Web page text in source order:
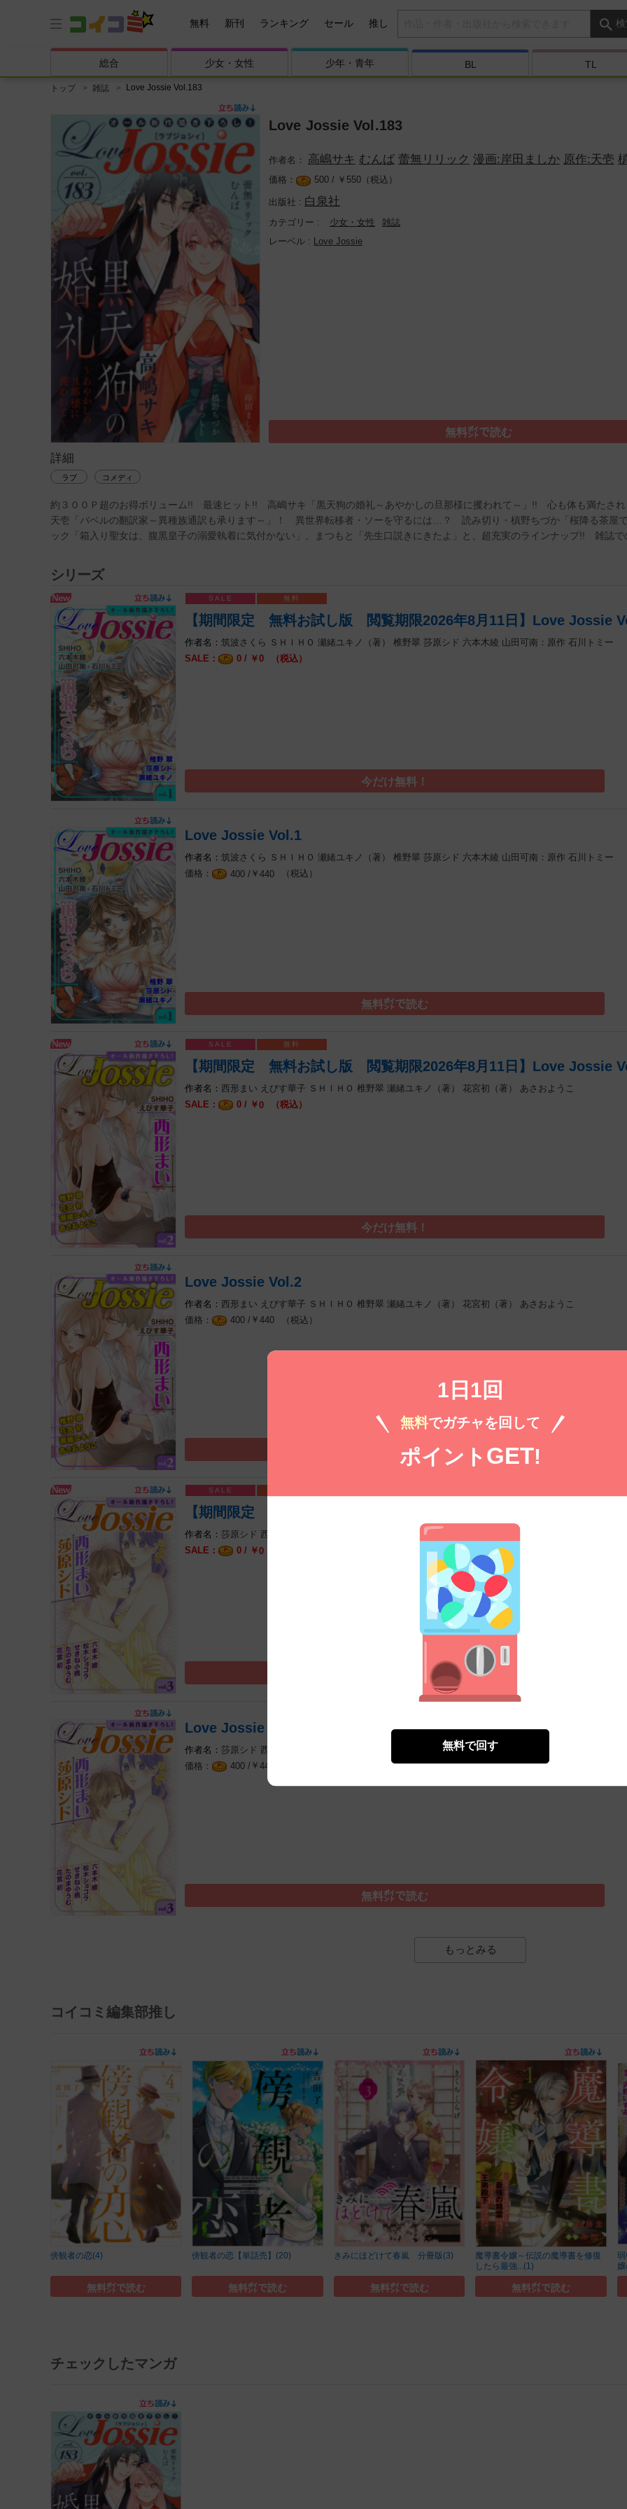
無料 新刊 ランキング セール 推し
総合 少女・ 女性 少年・ 青年 BL TL
トップ 雑誌 Love Jossie Vol.183
Love Jossie Vol.183
高嶋サキ むんば 蕾無リリック 漫画:岸田ましか 原作:天壱
500 / ￥ 550（税込）
白泉社
少女・女性
雑誌
Love Jossie
無料㌽で読む
詳細
ラブ コメディ
約３００Ｐ超のお得ボリューム!! 最速ヒット!! 高嶋サキ「黒天狗の婚礼～あやかしの旦那様に攫われて～」!! 心も体も満たさ
天壱「バベルの翻訳家～異種族通訳も承ります～」！ 異世界転移者・ソーを守るには…？ 読み切り・槙野ちづか「桜降る茶屋
ック「箱入り聖女は、腹黒皇子の溺愛執着に気付かない」、まつもと「先生口説きにきたよ」と、超充実のラインナップ!! 雑誌
シリーズ
【期間限定 無料お試し版 閲覧期限2026年8月11日】Love Jossie
筑波さくら ＳＨＩＨＯ 瀬緒ユキノ（著） 椎野翠 莎原シド 六本木綾 山田可南：原作 石川トミー
0 / ￥0 （税込）
今だけ無料！
Love Jossie Vol.1
筑波さくら ＳＨＩＨＯ 瀬緒ユキノ（著） 椎野翠 莎原シド 六本木綾 山田可南：原作 石川トミー
400 / ￥ 440 （税込）
無料㌽で読む
【期間限定 無料お試し版 閲覧期限2026年8月11日】Love Jossie
西形まい えびす華子 ＳＨＩＨＯ 椎野翠 瀬緒ユキノ（著） 花宮初（著）
あさおようこ
0 / ￥0 （税込）
今だけ無料！
Love Jossie Vol.2
西形まい えびす華子 ＳＨＩＨＯ 椎野翠 瀬緒ユキノ（著） 花宮初（著）
あさおようこ
400 / ￥ 440 （税込）
無料㌽で読む
【期間限定 無料お試し版 閲覧期限2026年8月11日】Love Jossie
莎原シド 西形まい 松木ショコラ
0 / ￥0
Love Jossie Vol.3
莎原シド 西形まい 松木ショコラ 六本木綾
400 / ￥ 440
無料㌽で読む
もっとみる
コイコミ編集部推し
傍観者の恋(4)
無料㌽で読む
傍観者の恋【単話売】(20)
無料㌽で読む
きみにほどけて春嵐 分冊版(3)
無料㌽で読む
魔導書令嬢～伝説の魔導書を修復
したら最強...(1)
無料㌽で読む
チェックしたマンガ
1日1回
無料でガチャを回して
ポイント GET!
無料で回す